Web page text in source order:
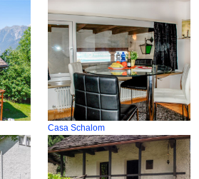
Casa Schalom